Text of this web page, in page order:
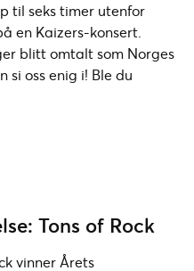
til seks timer utenfor
en Kaizers-konsert.
blitt omtalt som Norges
si oss enig i! Ble du
Tons of Rock
vinner Årets